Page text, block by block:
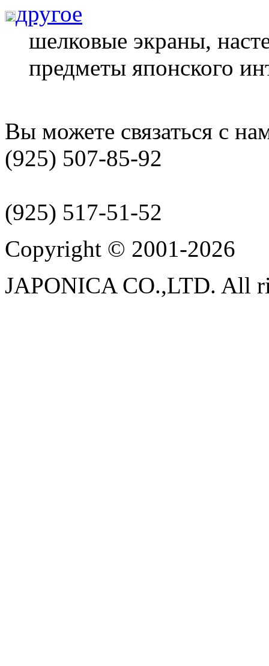
другое
шелковые экраны,
предметы японского
Вы можете связаться с
(925) 507-85-92
(925) 517-51-52
Copyright © 2001-2026
JAPONICA CO.,LTD. All